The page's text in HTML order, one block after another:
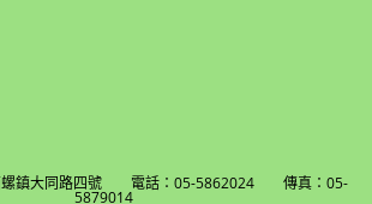
螺鎮大同路四號 電話：05-5862024 傳真：05-
5879014